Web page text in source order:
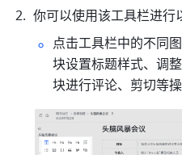
你可以使用该工具栏进行
点击工具栏中的不同
块设置标题样式、调
块进行评论、剪切等操